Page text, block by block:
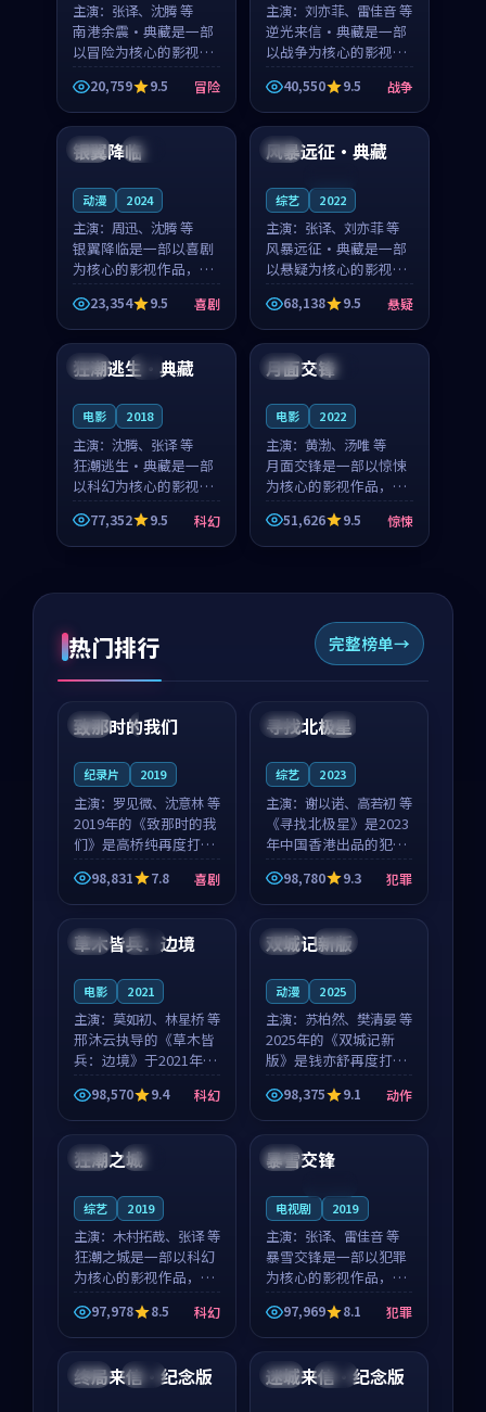
主演： 张译、沈腾 等
南港余震·典藏是一部
以冒险为核心的影视作
品，围绕危机、反转与
人物成长展开，整体节
奏紧凑，值得推荐观
看。
20,759 9.5 冒险
主演： 刘亦菲、雷佳音 等
逆光来信·典藏是一部
以战争为核心的影视作
品，围绕危机、反转与
人物成长展开，整体节
奏紧凑，值得推荐观
看。
40,550 9.5 战争
泰国 高分
银翼降临
动漫 2024
主演： 周迅、沈腾 等
银翼降临是一部以喜剧
为核心的影视作品，围
绕危机、反转与人物成
长展开，整体节奏紧
凑，值得推荐观看。
23,354 9.5 喜剧
日本
风暴远征·典藏
综艺 2022
主演： 张译、刘亦菲 等
风暴远征·典藏是一部
以悬疑为核心的影视作
品，围绕危机、反转与
人物成长展开，整体节
奏紧凑，值得推荐观
看。
68,138 9.5 悬疑
泰国 4K
狂潮逃生·典藏
电影 2018
主演： 沈腾、张译 等
狂潮逃生·典藏是一部
以科幻为核心的影视作
品，围绕危机、反转与
人物成长展开，整体节
奏紧凑，值得推荐观
77,352 9.5 科幻
美国 高分
月面交锋
电影 2022
主演： 黄渤、汤唯 等
月面交锋是一部以惊悚
为核心的影视作品，围
绕危机、反转与人物成
长展开，整体节奏紧
凑，值得推荐观看。
51,626 9.5 惊悚
热门排行 完整榜单
中国 4K
99:22
致那时的我们
纪录片 2019
主演： 罗见微、沈意林 等
2019年的《致那时的我
们》是高桥纯再度打磨
的喜剧佳作。中国大陆
的取景与都市寓言的氛
围相互成就，罗见微与
沈意林的对手戏自然克
制，让整部影片在悬
98,831 7.8 喜剧
中国 4K
99:18
寻找北极星
综艺 2023
主演： 谢以诺、高若初 等
《寻找北极星》是2023
年中国香港出品的犯罪
新作，主创团队希望用
公路冒险的故事让观众
停下来想一想。谢以诺
领衔，高若初担任重要
角色，戚南柯的叙事
98,780 9.3 犯罪
泰国 独播
草木皆兵：边境
电影 2021
主演： 莫如初、林星桥 等
邢沐云执导的《草木皆
兵：边境》于2021年面
世，泰国的城市气质与
校园青春的人物心境共
同构筑了影片基调。莫
如初、林星桥用细腻的
表演撑起整部科幻电
98,570 9.4 科幻
中国 独播
双城记新版
动漫 2025
主演： 苏柏然、樊清晏 等
2025年的《双城记新
版》是钱亦舒再度打磨
的动作佳作。中国大陆
的取景与沙漠探险的氛
围相互成就，苏柏然与
樊清晏的对手戏自然克
制，让整部影片在悬念
98,375 9.1 动作
韩国 杜比
狂潮之城
综艺 2019
主演： 木村拓哉、张译 等
狂潮之城是一部以科幻
为核心的影视作品，围
绕危机、反转与人物成
长展开，整体节奏紧
凑，值得推荐观看。
97,978 8.5 科幻
韩国
暴雪交锋
电视剧 2019
主演： 张译、雷佳音 等
暴雪交锋是一部以犯罪
为核心的影视作品，围
绕危机、反转与人物成
长展开，整体节奏紧
凑，值得推荐观看。
97,969 8.1 犯罪
日本 高分
终局来信·纪念版 泰国 独播
迷城来信·纪念版